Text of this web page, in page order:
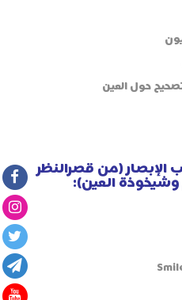
حول العين
الإبصار (من قصرالنظر
وشيخوخة العين):